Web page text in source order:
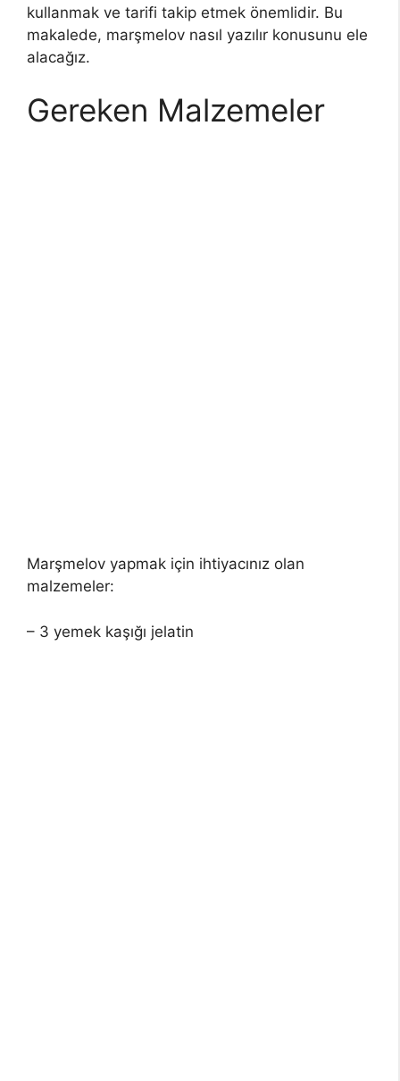
kullanmak ve tarifi takip etmek önemlidir. Bu
makalede, marşmelov nasıl yazılır konusunu ele
alacağız.
Gereken Malzemeler
Marşmelov yapmak için ihtiyacınız olan
malzemeler:
– 3 yemek kaşığı jelatin